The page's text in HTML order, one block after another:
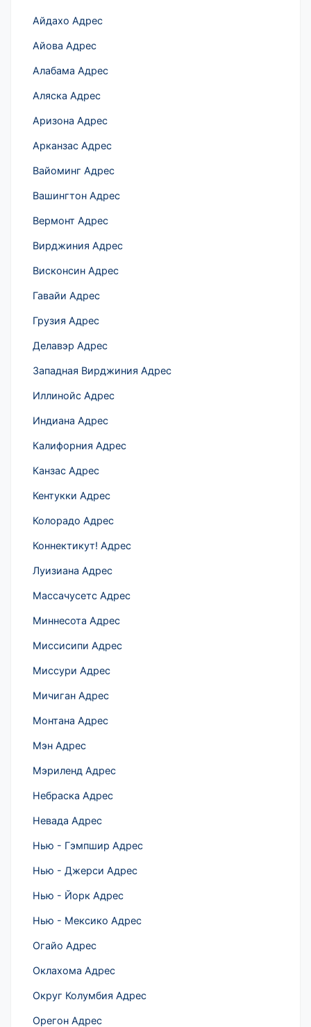
Айдахо Адрес
Айова Адрес
Алабама Адрес
Аляска Адрес
Аризона Адрес
Арканзас Адрес
Вайоминг Адрес
Вашингтон Адрес
Вермонт Адрес
Вирджиния Адрес
Висконсин Адрес
Гавайи Адрес
Грузия Адрес
Делавэр Адрес
Западная Вирджиния Адрес
Иллинойс Адрес
Индиана Адрес
Калифорния Адрес
Канзас Адрес
Кентукки Адрес
Колорадо Адрес
Коннектикут! Адрес
Луизиана Адрес
Массачусетс Адрес
Миннесота Адрес
Миссисипи Адрес
Миссури Адрес
Мичиган Адрес
Монтана Адрес
Мэн Адрес
Мэриленд Адрес
Небраска Адрес
Невада Адрес
Нью - Гэмпшир Адрес
Нью - Джерси Адрес
Нью - Йорк Адрес
Нью - Мексико Адрес
Огайо Адрес
Оклахома Адрес
Округ Колумбия Адрес
Орегон Адрес